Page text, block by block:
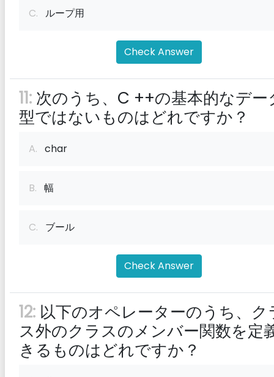
C. ループ用
Check Answer
11: 次のうち、C ++の基本的なデー
型ではないものはどれですか？
A. char
B. 幅
C. ブール
Check Answer
12: 以下のオペレーターのうち、ク
ス外のクラスのメンバー関数を定
きるものはどれですか？